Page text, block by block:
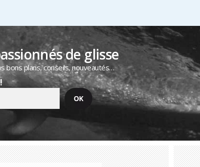
de glisse
bons plans, conseils, nouveautés…